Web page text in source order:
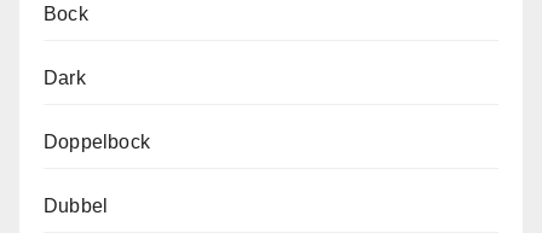
Bock
Dark
Doppelbock
Dubbel